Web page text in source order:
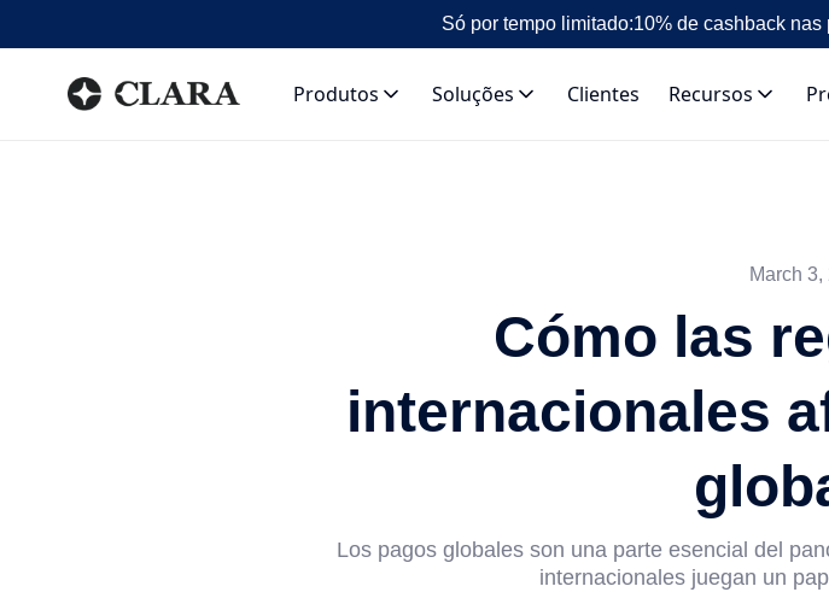
Só por tempo limitado:10% de cashback
Produtos Soluções Clientes Recursos
March 3,
Cómo las
internacionales
Los pagos globales son una parte esencial del
internacionales juegan un